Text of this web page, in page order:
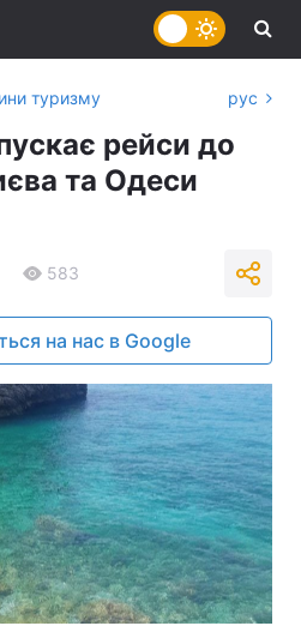
туризму рус
рейси до
та Одеси
583
на нас в Google